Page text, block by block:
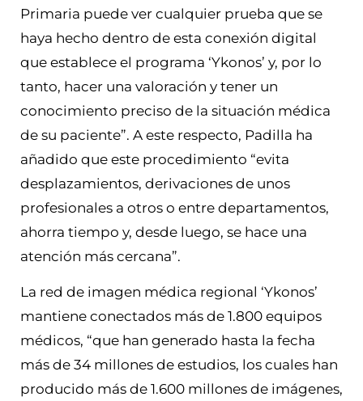
Primaria puede ver cualquier prueba que se
haya hecho dentro de esta conexión digital
que establece el programa ‘Ykonos’ y, por lo
tanto, hacer una valoración y tener un
conocimiento preciso de la situación médica
de su paciente”. A este respecto, Padilla ha
añadido que este procedimiento “evita
desplazamientos, derivaciones de unos
profesionales a otros o entre departamentos,
ahorra tiempo y, desde luego, se hace una
atención más cercana”.
La red de imagen médica regional ‘Ykonos’
mantiene conectados más de 1.800 equipos
médicos, “que han generado hasta la fecha
más de 34 millones de estudios, los cuales han
producido más de 1.600 millones de imágenes,